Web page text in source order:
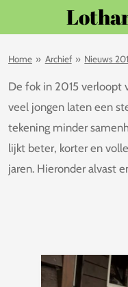
direct
naar
Home » Archief » Nieuws
De fok in 2015 verloopt
veel jongen laten een
tekening minder
lijkt beter, korter en
jaren. Hieronder alvast